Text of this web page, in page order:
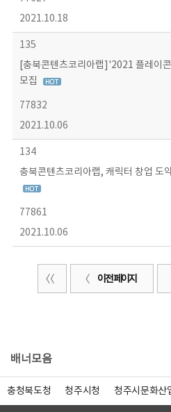
2021.10.18
135
[충북콘텐츠코리아랩]'2021 플레이
모집
77832
2021.10.06
134
충북콘텐츠코리아랩, 캐릭터 창업 도
77861
2021.10.06
이전 페이지
배너모음
충청북도청 청주시청 청주시문화산